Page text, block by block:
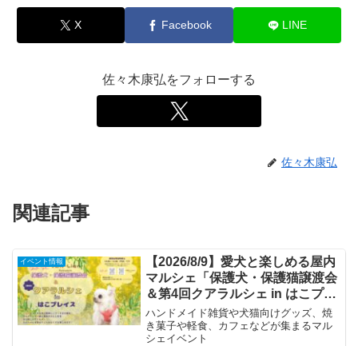
X Facebook LINE
佐々木康弘をフォローする
佐々木康弘
関連記事
イベント情報
【2026/8/9】愛犬と楽しめる屋内
マルシェ「保護犬・保護猫譲渡会
＆第4回クアラルシェ in はこプレ
イス」
ハンドメイド雑貨や犬猫向けグッズ、焼
き菓子や軽食、カフェなどが集まるマル
シェイベント